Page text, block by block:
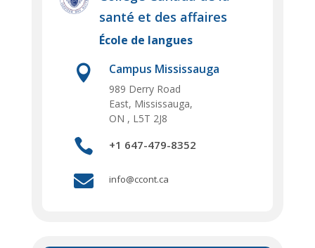
santé et des affaires
École de langues
 Campus Mississauga
989 Derry Road
East, Mississauga,
ON , L5T 2J8
 +1 647-479-8352
 info@ccont.ca